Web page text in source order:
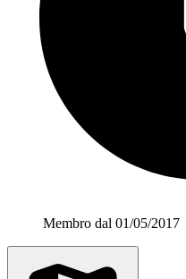
Membro dal 01/05/2017